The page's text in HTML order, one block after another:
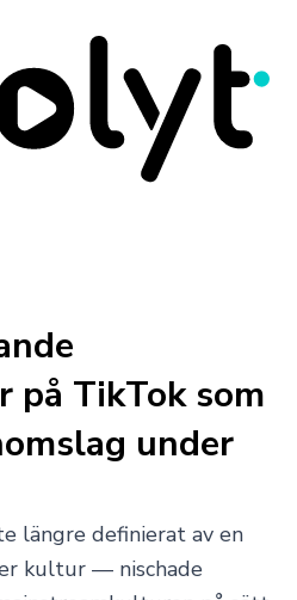
på TikTok som
under
längre definierat av en
kultur — nischade